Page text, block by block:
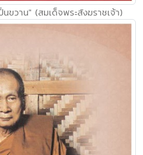
ขวาน" (สมเด็จพระสังฆราชเจ้า)